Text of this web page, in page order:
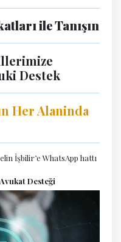
ile Tanışın
Destek
Her Alaninda
İşbilir’e WhatsApp hattı
Desteği